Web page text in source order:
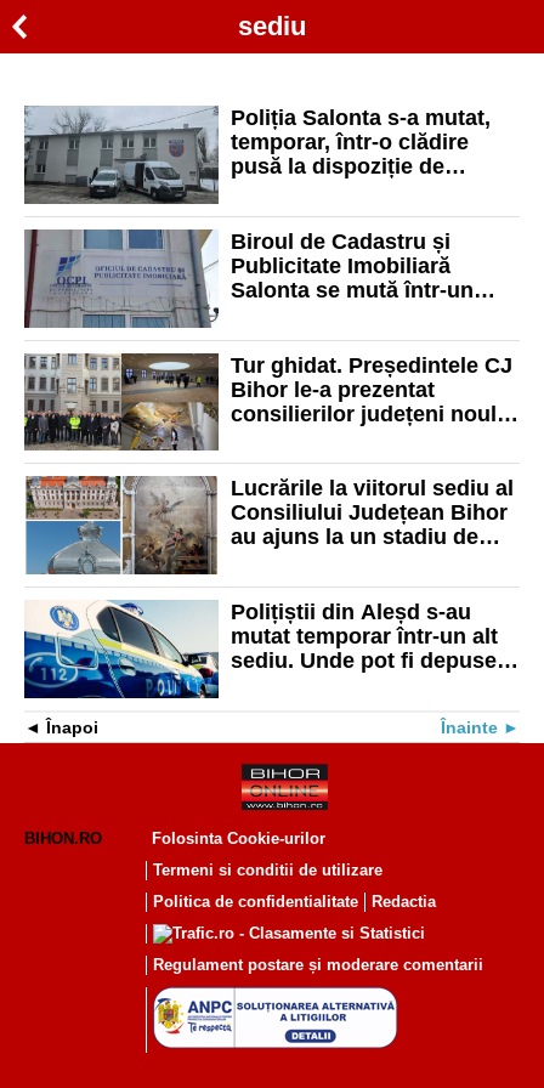
sediu
Poliția Salonta s-a mutat,
temporar, într-o clădire
pusă la dispoziție de
devenise impropriu
Biroul de Cadastru și
Publicitate Imobiliară
Salonta se mută într-un
Tur ghidat. Președintele CJ
Bihor le-a prezentat
consilierilor județeni noul
Lucrările la viitorul sediu al
Consiliului Județean Bihor
au ajuns la un stadiu de
recăpătat strălucirea
Polițiștii din Aleșd s-au
mutat temporar într-un alt
sediu. Unde pot fi depuse
Înapoi Înainte
BIHON.RO
Folosinta Cookie-urilor
Termeni si conditii de utilizare
Politica de confidentialitate
Redactia
Regulament postare și moderare comentarii